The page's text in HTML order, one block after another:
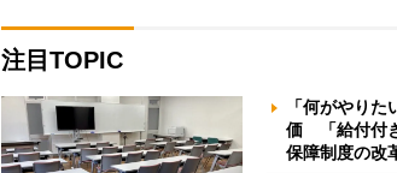
注目TOPIC
「何がやり
価 「給付付
保障制度の改